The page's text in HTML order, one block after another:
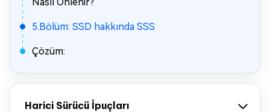
5.Bölüm: SSD hakkında SSS
Çözüm:
Harici Sürücü İpuçları